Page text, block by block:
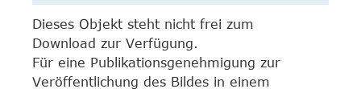
Dieses Objekt steht nicht frei zum
Download zur Verfügung.
Für eine Publikationsgenehmigung zur
Veröffentlichung des Bildes in einem